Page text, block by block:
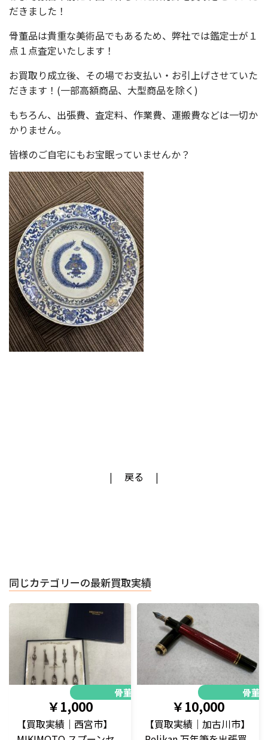
だきました！
骨董品は貴重な美術品でもあるため、弊社では鑑定士が１
点１点査定いたします！
お買取り成立後、その場でお支払い・お引上げさせていた
だきます！(一部高額商品、大型商品を除く)
もちろん、出張費、査定料、作業費、運搬費などは一切か
かりません。
皆様のご自宅にもお宝眠っていませんか？
戻る
同じカテゴリーの最新買取実績
骨董品
￥1,000
【買取実績｜西宮市】
骨董
￥10,000
【買取実績｜加古川市】